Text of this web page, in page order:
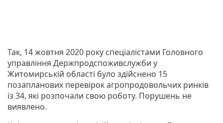
Так, 14 жовтня 2020 року спеціалістами Головного
управління Держпродспоживслужби у
Житомирській області було здійснено 15
позапланових перевірок агропродовольчих ринків
із 34, які розпочали свою роботу. Порушень не
виявлено.